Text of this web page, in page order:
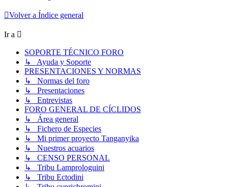
Volver a Índice general
Ir a
SOPORTE TÉCNICO FORO
↳ Ayuda y Soporte
PRESENTACIONES Y NORMAS
↳ Normas del foro
↳ Presentaciones
↳ Entrevistas
FORO GENERAL DE CÍCLIDOS
↳ Área general
↳ Fichero de Especies
↳ Mi primer proyecto Tanganyika
↳ Nuestros acuarios
↳ CENSO PERSONAL
↳ Tribu Lamprologuini
↳ Tribu Ectodini